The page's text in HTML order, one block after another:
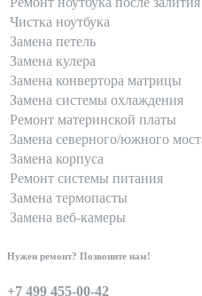
Чистка ноутбука
Замена петель
Замена кулера
Замена конвертора матрицы
Замена системы охлаждения
Ремонт материнской платы
Замена северного/южного
Замена корпуса
Ремонт системы питания
Замена термопасты
Замена веб-камеры
Нужен ремонт? Позвоните нам!
+7 499 455-00-42